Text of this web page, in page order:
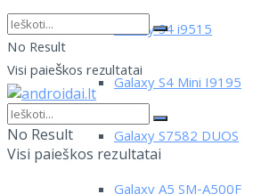
Galaxy S4 i9515
Galaxy S4 Mini I9195
Galaxy S7582 DUOS
No Result
Visi paieškos rezultatai
No Result
Visi paieškos rezultatai